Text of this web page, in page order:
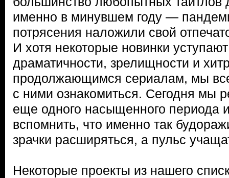
именно в минувшем году —
потрясения наложили свой
И хотя некоторые новинки
драматичности, зрелищности и
продолжающимся сериалам, мы
с ними ознакомиться. Сегодня мы
еще одного насыщенного периода
вспомнить, что именно так
зрачки расширяться, а пульс
Некоторые проекты из нашего